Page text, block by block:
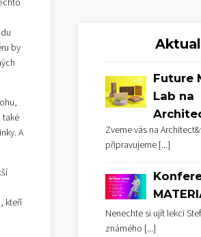
by
také
A
kteří
Future
Lab na
Zveme vás na
připravujeme [...]
Nenechte si ujít lekci
známého [...]